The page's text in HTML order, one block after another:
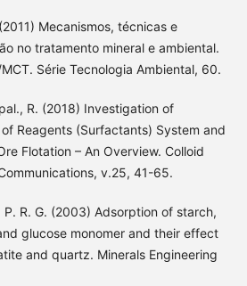
Mecanismos, técnicas e
no tratamento mineral e ambiental.
Série Tecnologia Ambiental, 60.
R. (2018) Investigation of
Reagents (Surfactants) System and
Flotation – An Overview. Colloid
v.25, 41-65.
P. R. G. (2003) Adsorption of starch,
glucose monomer and their effect
and quartz. Minerals Engineering